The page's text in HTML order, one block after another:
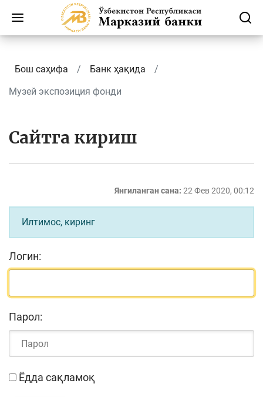
Бош саҳифа
Банк ҳақида
Музей экспозиция фонди
Сайтга кириш
Янгиланган сана: 22 Фев 2020, 00:12
Илтимос, киринг
Логин:
Парол:
Ёдда сақламоқ